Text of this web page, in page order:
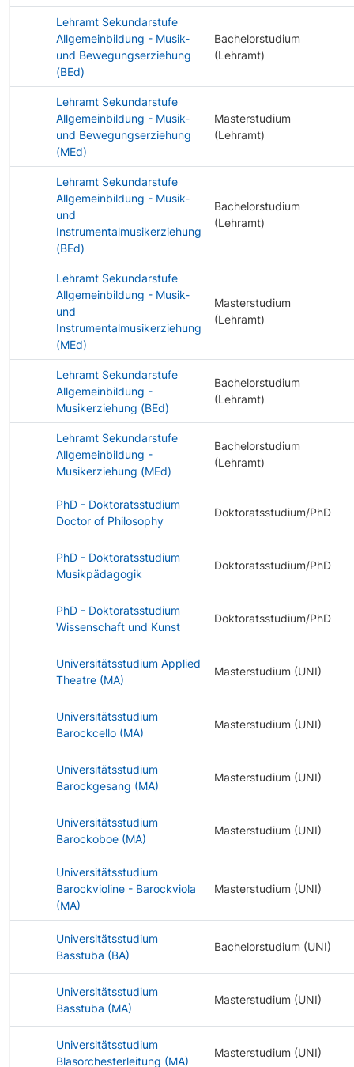
Lehramt Sekundarstufe
Allgemeinbildung - Musik-
und Bewegungserziehung
(BEd)
Bachelorstudium
(Lehramt)
Lehramt Sekundarstufe
Allgemeinbildung - Musik-
und Bewegungserziehung
(MEd)
Masterstudium
(Lehramt)
Lehramt Sekundarstufe
Allgemeinbildung - Musik-
und
Instrumentalmusikerziehung
(BEd)
Bachelorstudium
(Lehramt)
Lehramt Sekundarstufe
Allgemeinbildung - Musik-
und
Instrumentalmusikerziehung
(MEd)
Masterstudium
(Lehramt)
Lehramt Sekundarstufe
Allgemeinbildung -
Musikerziehung (BEd)
Bachelorstudium
(Lehramt)
Lehramt Sekundarstufe
Allgemeinbildung -
Musikerziehung (MEd)
Bachelorstudium
(Lehramt)
PhD - Doktoratsstudium
Doctor of Philosophy
Doktoratsstudium/PhD
PhD - Doktoratsstudium
Musikpädagogik
Doktoratsstudium/PhD
PhD - Doktoratsstudium
Wissenschaft und Kunst
Doktoratsstudium/PhD
Universitätsstudium Applied
Theatre (MA)
Masterstudium (UNI)
Universitätsstudium
Barockcello (MA)
Masterstudium (UNI)
Universitätsstudium
Barockgesang (MA)
Masterstudium (UNI)
Universitätsstudium
Barockoboe (MA)
Masterstudium (UNI)
Universitätsstudium
Barockvioline - Barockviola
(MA)
Masterstudium (UNI)
Universitätsstudium
Basstuba (BA)
Bachelorstudium (UNI)
Universitätsstudium
Basstuba (MA)
Masterstudium (UNI)
Universitätsstudium
Blasorchesterleitung (MA)
Masterstudium (UNI)